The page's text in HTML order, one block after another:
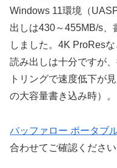
Windows 11環境（
出しは430～455MB/s
しました。4K ProRes
読み出しは十分ですが
トリングで速度低下が
の大容量書き込み時）。
バッファロー ポータブ
合わせてご確認ください